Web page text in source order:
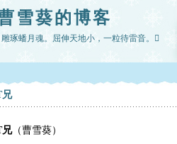
雪葵的博客
琢蟠月魂。屈伸天地小，一粒待雷音。
兄
兄（曹雪葵）